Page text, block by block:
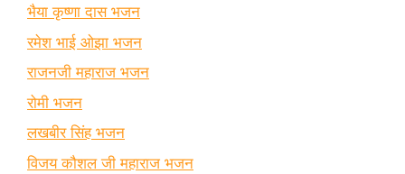
भैया कृष्णा दास भजन
रमेश भाई ओझा भजन
राजनजी महाराज भजन
रोमी भजन
लखबीर सिंह भजन
विजय कौशल जी महाराज भजन